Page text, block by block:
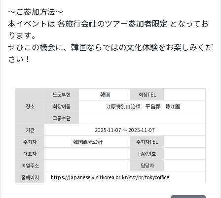
～ご参加方法～
本イベントは 各旅行会社のツアー参加者限定 となってお
ります。
ぜひこの機会に、韓国ならではの文化体験をお楽しみくだ
さい！
장소
도도부현 韓国
회장TEL
회장이름
江原特別自治道 平昌郡 静江園
교통수단
기간
2025-11-07 ～ 2025-11-07
주최자
韓国観光公社
주최자TEL
대표자
FAX번호
메일주소
담당자
홈페이지
https://japanese.visitkorea.or.kr/svc/br/tokyooffice